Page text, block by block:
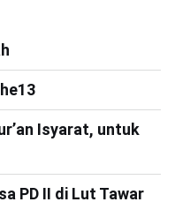
Isyarat, untuk
PD II di Lut Tawar